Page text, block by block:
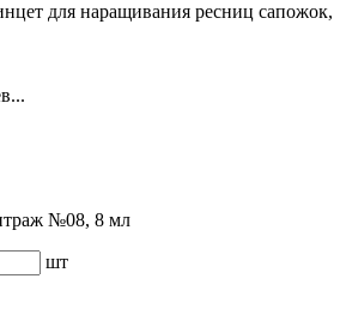
для наращивания ресниц сапожок,
№08, 8 мл
шт